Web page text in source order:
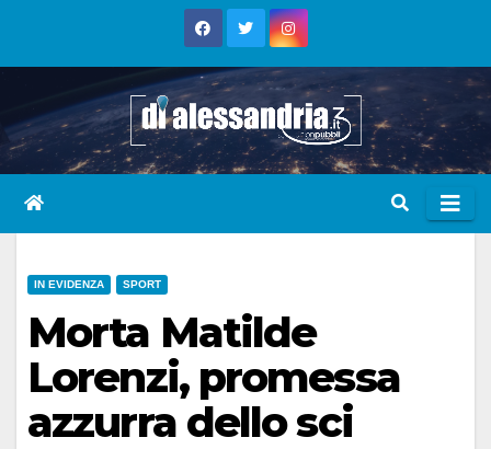
IN EVIDENZA SPORT
Morta Matilde
Lorenzi, promessa
azzurra dello sci